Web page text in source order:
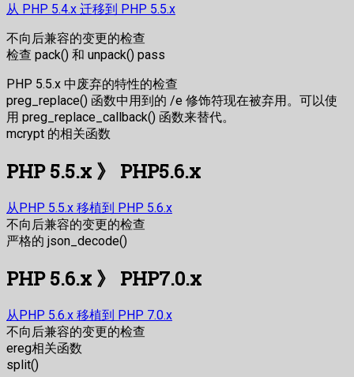
从 PHP 5.4.x 迁移到 PHP 5.5.x
不向后兼容的变更的检查
检查 pack() 和 unpack() pass
PHP 5.5.x 中废弃的特性的检查
preg_replace() 函数中用到的 /e 修饰符现在被弃用。可以使
用 preg_replace_callback() 函数来替代。
mcrypt 的相关函数
PHP 5.5.x 》 PHP5.6.x
从PHP 5.5.x 移植到 PHP 5.6.x
不向后兼容的变更的检查
严格的 json_decode()
PHP 5.6.x 》 PHP7.0.x
从PHP 5.6.x 移植到 PHP 7.0.x
不向后兼容的变更的检查
ereg相关函数
split()